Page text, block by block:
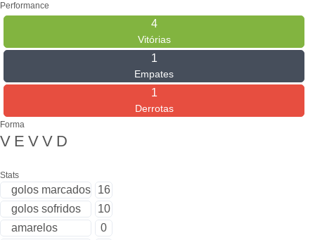
Performance
4
Vitórias
1
Empates
1
Derrotas
Forma
V E V V D
Stats
golos marcados
16
golos sofridos
10
amarelos
0